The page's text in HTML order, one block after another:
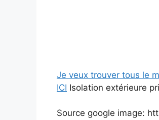
Je veux trouver tous le
ICI Isolation extérieure
Source google image: